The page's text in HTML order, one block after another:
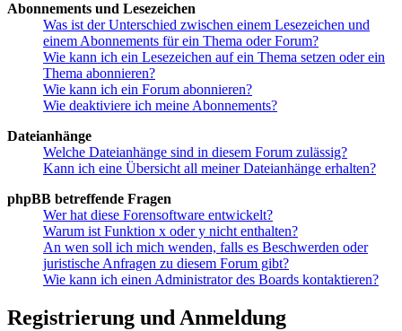
Abonnements und Lesezeichen
Was ist der Unterschied zwischen einem Lesezeichen und
einem Abonnements für ein Thema oder Forum?
Wie kann ich ein Lesezeichen auf ein Thema setzen oder ein
Thema abonnieren?
Wie kann ich ein Forum abonnieren?
Wie deaktiviere ich meine Abonnements?
Dateianhänge
Welche Dateianhänge sind in diesem Forum zulässig?
Kann ich eine Übersicht all meiner Dateianhänge erhalten?
phpBB betreffende Fragen
Wer hat diese Forensoftware entwickelt?
Warum ist Funktion x oder y nicht enthalten?
An wen soll ich mich wenden, falls es Beschwerden oder
juristische Anfragen zu diesem Forum gibt?
Wie kann ich einen Administrator des Boards kontaktieren?
Registrierung und Anmeldung